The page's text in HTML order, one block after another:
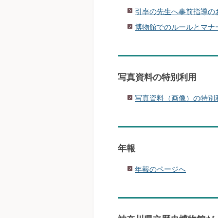
引率の先生へ事前指導の
博物館でのルールとマナ
写真資料の特別利用
写真資料（画像）の特別
年報
年報のページへ